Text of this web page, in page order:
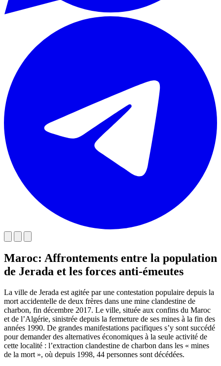
Maroc: Affrontements entre la population
de Jerada et les forces anti-émeutes
La ville de Jerada est agitée par une contestation populaire depuis la
mort accidentelle de deux frères dans une mine clandestine de
charbon, fin décembre 2017. Le ville, située aux confins du Maroc
et de l’Algérie, sinistrée depuis la fermeture de ses mines à la fin des
années 1990. De grandes manifestations pacifiques s’y sont succédé
pour demander des alternatives économiques à la seule activité de
cette localité : l’extraction clandestine de charbon dans les « mines
de la mort », où depuis 1998, 44 personnes sont décédées.